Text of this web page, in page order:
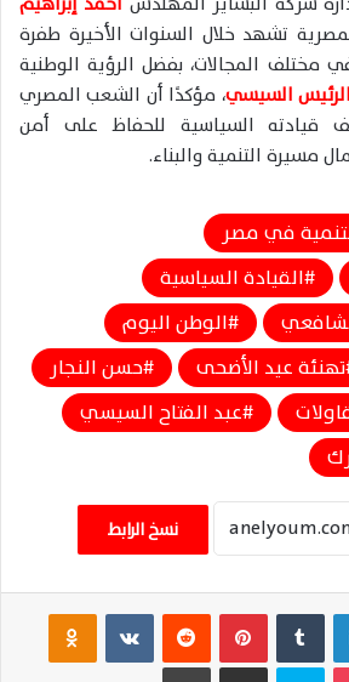
تشهد خلال السنوات الأخيرة طفرة
مختلف المجالات، بفضل الرؤية الوطنية
الرئيس السيسي، مؤكدًا أن الشعب المصري
قيادته السياسية للحفاظ على أمن
مسيرة التنمية والبناء.
في مصر
القيادة السياسية
الوطن اليوم
تهنئة عيد الأضحى
حسن النجار
عبد الفتاح السيسي
نسخ الرابط
لينكدإن بينتيريست ‏VKontakte
سكايب مشاركة عبر البريد طباعة